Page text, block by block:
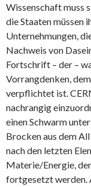
Wissenschaft muss
die Staaten müssen
Unternehmungen,
Nachweis von
Fortschrift – der –
Vorrangdenken,
verpflichtet ist.
nachrangig
einen Schwarm
Brocken aus dem
nach den letzten
Materie/Energie,
fortgesetzt werden.